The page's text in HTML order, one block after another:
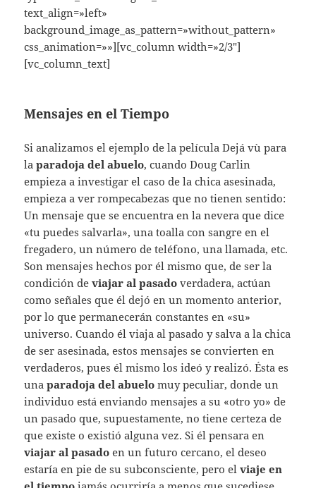
text_align=»left»
background_image_as_pattern=»without_pattern»
css_animation=»»][vc_column width=»2/3″]
[vc_column_text]
Mensajes en el Tiempo
Si analizamos el ejemplo de la película Dejá vù para
laparadoja del abuelo, cuando Doug Carlin
empieza a investigar el caso de la chica asesinada,
empieza a ver rompecabezas que no tienen sentido:
Un mensaje que se encuentra en la nevera que dice
«tu puedes salvarla», una toalla con sangre en el
fregadero, un número de teléfono, una llamada, etc.
Son mensajes hechos por él mismo que, de ser la
condición deviajar al pasado verdadera, actúan
como señales que él dejó en un momento anterior,
por lo que permanecerán constantes en «su»
universo. Cuando él viaja al pasado y salva a la chica
de ser asesinada, estos mensajes se convierten en
verdaderos, pues él mismo los ideó y realizó. Ésta es
unaparadoja del abuelo muy peculiar, donde un
individuo está enviando mensajes a su «otro yo» de
un pasado que, supuestamente, no tiene certeza de
que existe o existió alguna vez. Si él pensara en
viajar al pasado en un futuro cercano, el deseo
estaría en pie de su subconsciente, pero elviaje en